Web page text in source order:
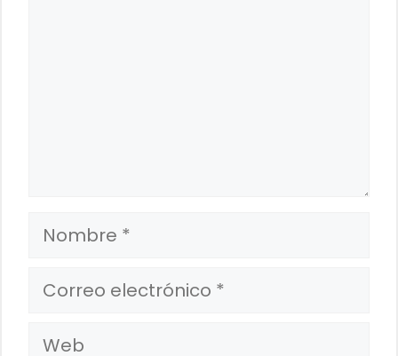
Nombre
Correo
electrónico
Web